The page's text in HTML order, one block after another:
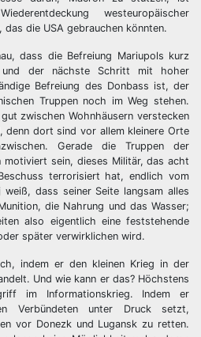
westeuropäischer
die USA gebrauchen könnten.
dass die Befreiung Mariupols kurz
der nächste Schritt mit hoher
Befreiung des Donbass ist, der
Truppen noch im Weg stehen.
zwischen Wohnhäusern verstecken
denn dort sind vor allem kleinere Orte
Gerade die Truppen der
sein, dieses Militär, das acht
terrorisiert hat, endlich vom
weiß, dass seiner Seite langsam alles
die Nahrung und das Wasser;
also eigentlich eine feststehende
später verwirklichen wird.
indem er den kleinen Krieg in der
Und wie kann er das? Höchstens
im Informationskrieg. Indem er
Verbündeten unter Druck setzt,
vor Donezk und Lugansk zu retten.